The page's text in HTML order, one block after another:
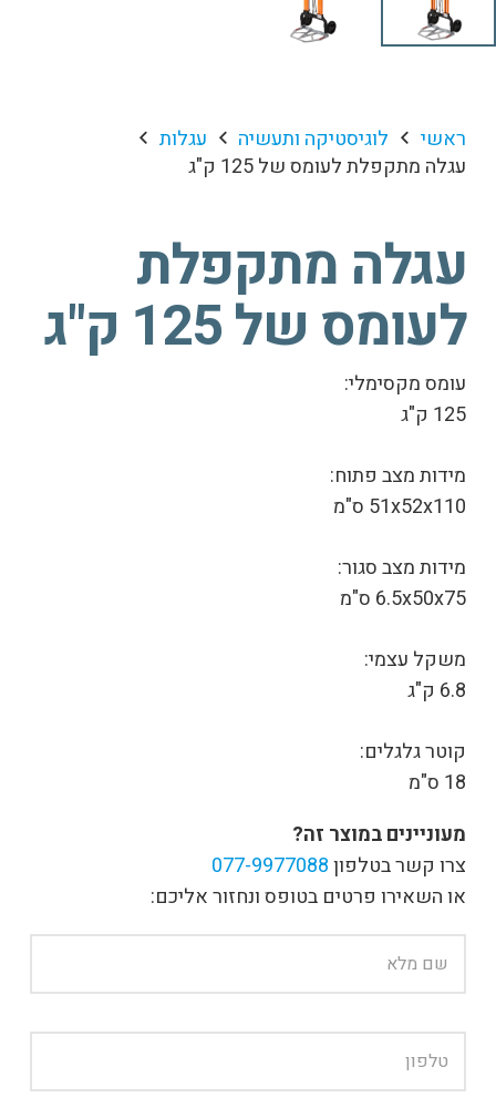
ראשי לוגיסטיקה ותעשיה
עגלות
עגלה מתקפלת לעומס של 125 ק"ג
עגלה מתקפלת
לעומס של 125 ק"ג
עומס מקסימלי:
125 ק"ג
מידות מצב פתוח:
51x52x110 ס"מ
מידות מצב סגור:
6.5x50x75 ס"מ
משקל עצמי:
6.8 ק"ג
קוטר גלגלים:
18 ס"מ
מעוניינים במוצר זה?
צרו קשר בטלפון077-9977088
או השאירו פרטים בטופס ונחזור אליכם: